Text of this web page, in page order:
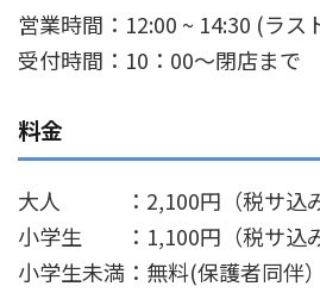
営業時間：12:00 ~ 14:30 (ラス
受付時間：10：00～閉店まで
料金
大人 ：2,100円（税サ込み
小学生 ：1,100円（税サ込み
小学生未満：無料(保護者同伴）